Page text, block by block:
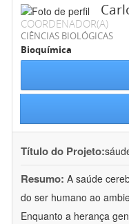
COORDENADOR(A)
CIÊNCIAS BIOLÓGICAS
Bioquímica
Título do Projeto:
Resumo: A saúde
do ser humano ao
Enquanto a herança